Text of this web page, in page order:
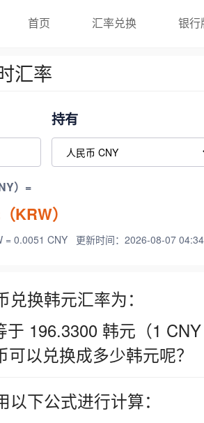
首页 汇率兑换 银行
汇率
持有
）=
KRW）
= 0.0051 CNY 更新时间：2026-08-07
兑换韩元汇率为：
于 196.3300 韩元（1
可以兑换成多少韩元呢？
以下公式进行计算：